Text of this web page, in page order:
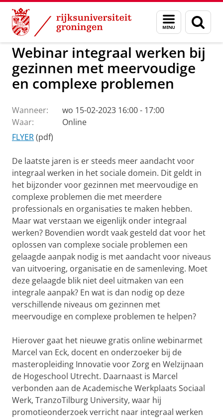
Skip
Content
Skip
Navigation
Menu
en
zoeken
Expertisecentrum Gezinnen met meervoudige
Webinar integraal werken bij
gezinnen met meervoudige
en complexe problemen
Wanneer:
wo 15-02-2023 16:00 - 17:00
Waar:
Online
FLYER(pdf)
De laatste jaren is er steeds meer aandacht voor
integraal werken in het sociale domein. Dit geldt in
het bijzonder voor gezinnen met meervoudige en
complexe problemen die met meerdere
professionals en organisaties te maken hebben.
Maar wat verstaan we eigenlijk onder integraal
werken? Bovendien wordt vaak gesteld dat voor het
oplossen van complexe sociale problemen een
gelaagde aanpak nodig is met aandacht voor niveaus
van uitvoering, organisatie en de samenleving. Moet
deze gelaagde blik niet deel uitmaken van een
integrale aanpak? En wat is dan nodig op deze
verschillende niveaus om gezinnen met
meervoudige en complexe problemen te helpen?
Hierover gaat het nieuwe gratis online webinarmet
Marcel van Eck, docent en onderzoeker bij de
masteropleiding Innovatie voor Zorg en Welzijnaan
de Hogeschool Utrecht. Daarnaast is Marcel
verbonden aan de Academische Werkplaats Sociaal
Werk, TranzoTilburg University, waar hij
promotieonderzoek verricht naar integraal werken